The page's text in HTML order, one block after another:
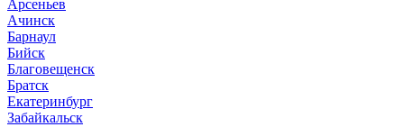
Арсеньев
Ачинск
Барнаул
Бийск
Благовещенск
Братск
Екатеринбург
Забайкальск